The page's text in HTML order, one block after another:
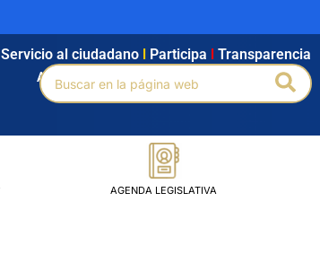
Agendamiento Intranet Búsqueda avanzada
Servicio al ciudadano Participa Transparencia
Buscar
por:
AGENDA LEGISLATIVA